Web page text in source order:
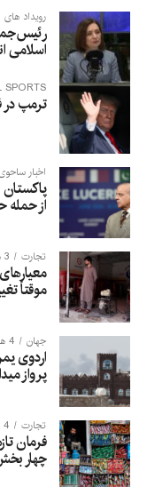
رویداد های
اسلامی
SPORTS
ترمپ در
اخبار
از
تجارت 3 هفته ago
موقتاً
جهان 4 هفته ago
اردوی
پرواز
تجارت 4 هفته ago
چهار